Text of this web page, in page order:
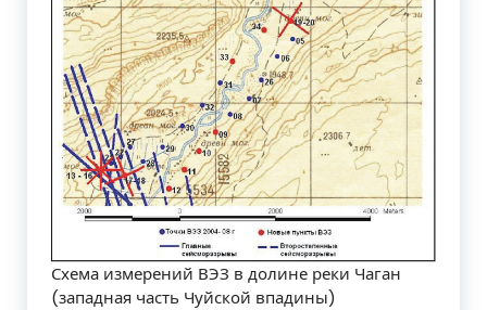
Схема измерений ВЭЗ в долине реки Чаган
(западная часть Чуйской впадины)